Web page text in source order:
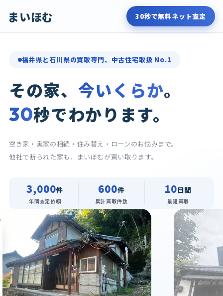
まいほむ 30秒で無料ネット査定
福井県と石川県の買取専門、中古住宅取扱 No.1
その家、 今いくらか。
30秒でわかります。
空き家・実家の相続・住み替え・ローンのお悩みまで。
他社で断られた家も、まいほむが買い取ります。
3,000件
年間査定依頼
600件
累計買取件数
10日間
最短買取